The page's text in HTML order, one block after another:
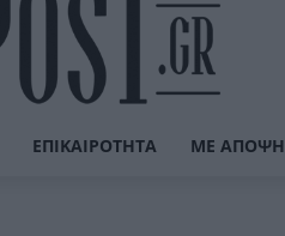
ΕΠΙΚΑΙΡΌΤΗΤΑ ΜΕ ΆΠΟΨΗ